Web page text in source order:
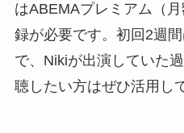
はABEMAプレミアム（
録が必要です。初回2週
で、Nikiが出演していた
聴したい方はぜひ活用し